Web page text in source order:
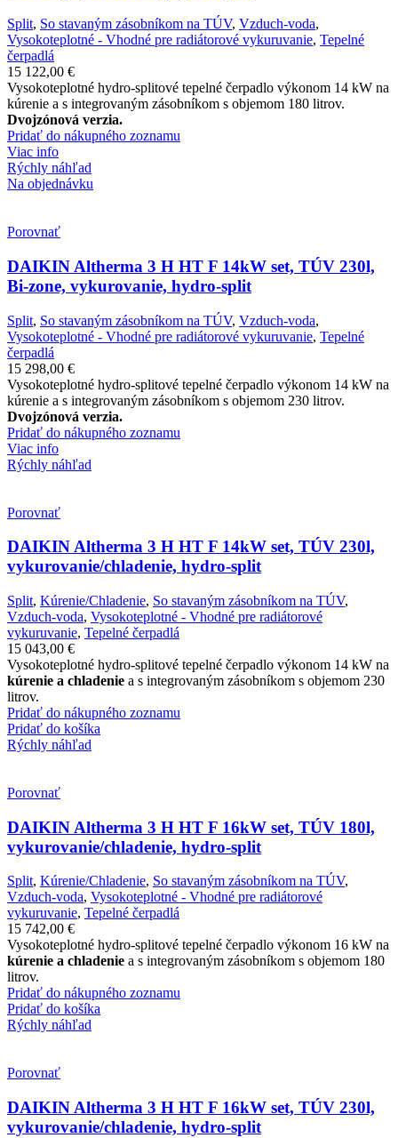
Split, So stavaným zásobníkom na TÚV, Vzduch-voda,
Vysokoteplotné - Vhodné pre radiátorové vykuruvanie, Tepelné
čerpadlá
15 122,00 €
Vysokoteplotné hydro-splitové tepelné čerpadlo výkonom 14 kW na
kúrenie a s integrovaným zásobníkom s objemom 180 litrov.
Dvojzónová verzia.
Pridať do nákupného zoznamu
Viac info
Rýchly náhľad
Na objednávku
Porovnať
DAIKIN Altherma 3 H HT F 14kW set, TÚV 230l,
Bi-zone, vykurovanie, hydro-split
Split, So stavaným zásobníkom na TÚV, Vzduch-voda,
Vysokoteplotné - Vhodné pre radiátorové vykuruvanie, Tepelné
čerpadlá
15 298,00 €
Vysokoteplotné hydro-splitové tepelné čerpadlo výkonom 14 kW na
kúrenie a s integrovaným zásobníkom s objemom 230 litrov.
Dvojzónová verzia.
Pridať do nákupného zoznamu
Viac info
Rýchly náhľad
Porovnať
DAIKIN Altherma 3 H HT F 14kW set, TÚV 230l,
vykurovanie/chladenie, hydro-split
Split, Kúrenie/Chladenie, So stavaným zásobníkom na TÚV,
Vzduch-voda, Vysokoteplotné - Vhodné pre radiátorové
vykuruvanie, Tepelné čerpadlá
15 043,00 €
Vysokoteplotné hydro-splitové tepelné čerpadlo výkonom 14 kW na
kúrenie a chladenie a s integrovaným zásobníkom s objemom 230
litrov.
Pridať do nákupného zoznamu
Pridať do košíka
Rýchly náhľad
Porovnať
DAIKIN Altherma 3 H HT F 16kW set, TÚV 180l,
vykurovanie/chladenie, hydro-split
Split, Kúrenie/Chladenie, So stavaným zásobníkom na TÚV,
Vzduch-voda, Vysokoteplotné - Vhodné pre radiátorové
vykuruvanie, Tepelné čerpadlá
15 742,00 €
Vysokoteplotné hydro-splitové tepelné čerpadlo výkonom 16 kW na
kúrenie a chladenie a s integrovaným zásobníkom s objemom 180
litrov.
Pridať do nákupného zoznamu
Pridať do košíka
Rýchly náhľad
Porovnať
DAIKIN Altherma 3 H HT F 16kW set, TÚV 230l,
vykurovanie/chladenie, hydro-split